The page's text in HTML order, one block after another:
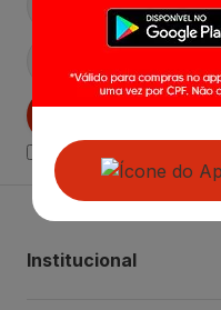
Declaro estar ciente das
Institucional